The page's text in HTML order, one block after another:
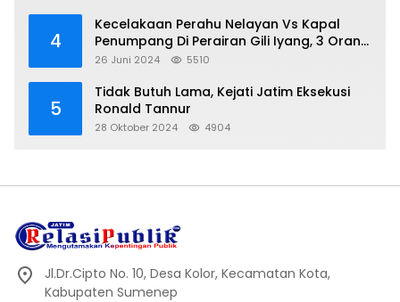
4
Kecelakaan Perahu Nelayan Vs Kapal
Penumpang Di Perairan Gili Iyang, 3 Orang
Hilang
26 Juni 2024 5510
5
Tidak Butuh Lama, Kejati Jatim Eksekusi
Ronald Tannur
28 Oktober 2024 4904
Jl.Dr.Cipto No. 10, Desa Kolor, Kecamatan Kota,
Kabupaten Sumenep